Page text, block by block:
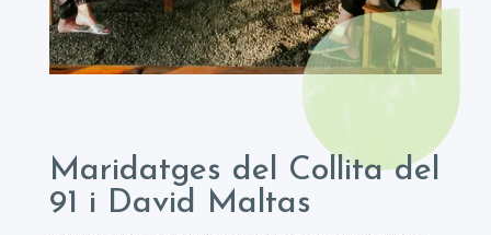
Maridatges del Collita del
91 i David Maltas